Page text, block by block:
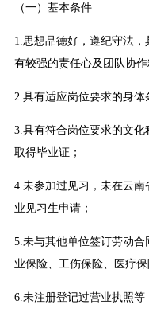
（一）基本条件
1.思想品德好，遵纪守法，
有较强的责任心及团队协作
2.具有适应岗位要求的身体
3.具有符合岗位要求的文化
取得毕业证；
4.未参加过见习，未在云
业见习生申请；
5.未与其他单位签订劳动
业保险、工伤保险、医疗
6.未注册登记过营业执照等